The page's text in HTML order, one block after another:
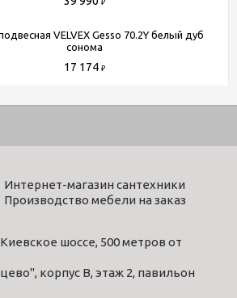
₽
VELVEX Gesso 70.2Y белый дуб
сонома
17 174 ₽
Интернет-магазин сантехники
Производство мебели на заказ
шоссе, 500 метров от
корпус В, этаж 2, павильон